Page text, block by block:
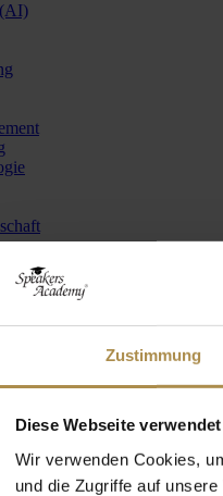
Zustimmung
Diese Webseite
Wir verwenden Cookies,
und die Zugriffe auf